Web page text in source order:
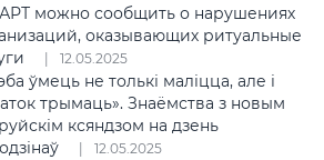
можно сообщить о нарушениях
оказывающих ритуальные
12.05.2025
ўмець не толькі маліцца, але і
трымаць». Знаёмства з новым
ксяндзом на дзень
12.05.2025